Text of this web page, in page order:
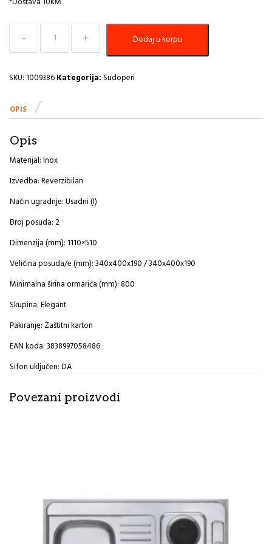
Sudoper
1110x510
Elegant
A
Dodaj u korpu
SKU: 1009386Kategorija: Sudoperi
OPIS
Opis
Materijal: Inox
Izvedba: Reverzibilan
Način ugradnje: Usadni (I)
Broj posuda: 2
Dimenzija (mm): 1110×510
Veličina posuda/e (mm): 340x400x190 / 340x400x190
Minimalna širina ormarića (mm): 800
Skupina: Elegant
Pakiranje: Zaštitni karton
EAN koda: 3838997058486
Sifon uključen: DA
Povezani proizvodi